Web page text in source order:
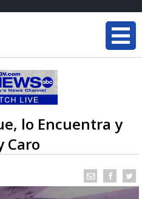
lo Encuentra y
Caro